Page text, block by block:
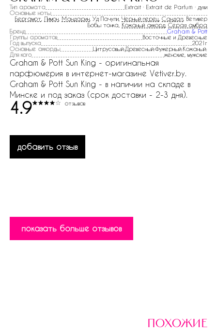
Тип аромата
Extrait · Extrait de Parfum · духи
Основные ноты
Бергамот Лимон Мандарин , Уд Пачули, Черный перец Сандал , Ветивер
Бобы тонка, Кожаный аккорд Серая амбра
Бренд
Graham & Pott
Группы ароматов
Восточные и Древесные
Год выпуска
2021г
Основные аккорды
Цитрусовый:Древесный:Фужерный:Кожаный:
Для кого
женские, мужские
Graham & Pott Sun King - оригинальная
парфюмерия в интернет-магазине Vetiver.by.
Graham & Pott Sun King - в наличии на складе в
Минске и под заказ (срок доставки - 2-3 дня).
4.9 отзывов
добавить отзыв
показать больше отзывов
похожие